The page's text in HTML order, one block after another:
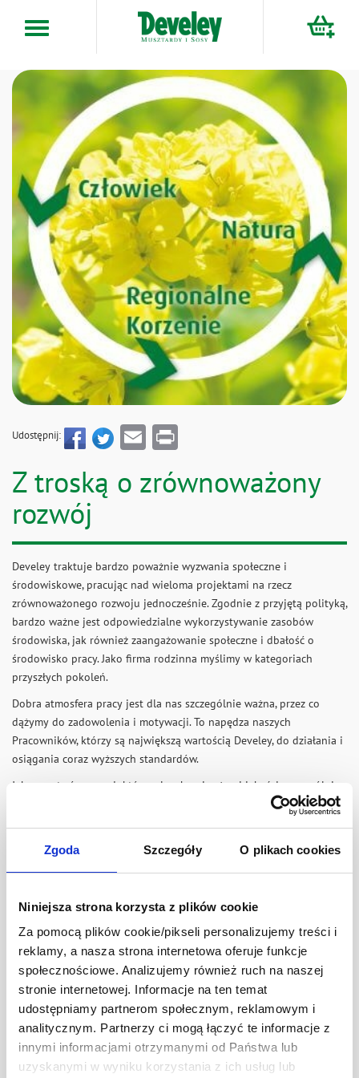
Zgoda Szczegóły O plikach cookies
Niniejsza strona korzysta z plików cookie
Za pomocą plików cookie/pikseli personalizujemy treści i
reklamy, a nasza strona internetowa oferuje funkcje
społecznościowe. Analizujemy również ruch na naszej
stronie internetowej. Informacje na ten temat
udostępniamy partnerom społecznym, reklamowym i
analitycznym. Partnerzy ci mogą łączyć te informacje z
innymi informacjami otrzymanymi od Państwa lub
uzyskanymi w wyniku korzystania z ich usług lub
Udostępnij: Email
Z troską o zrównoważony
rozwój
Develey traktuje bardzo poważnie wyzwania społeczne i
środowiskowe, pracując nad wieloma projektami na rzecz
zrównoważonego rozwoju jednocześnie. Zgodnie z przyjętą polityką,
bardzo ważne jest odpowiedzialne wykorzystywanie zasobów
środowiska, jak również zaangażowanie społeczne i dbałość o
środowisko pracy. Jako firma rodzinna myślimy w kategoriach
przyszłych pokoleń.
Dobra atmosfera pracy jest dla nas szczególnie ważna, przez co
dążymy do zadowolenia i motywacji. To napędza naszych
Pracowników, którzy są największą wartością Develey, do działania i
osiągania coraz wyższych standardów.
Jako przetwórcy produktów rolnych najwyższej jakości, szczególnie
dużą wagę przywiązujemy do kwestii ochrony środowiska. W celu
usprawnić. Nasz główny cel to zmniejszenie oddziaływania na
środowisko naturalne. W związku z tym, korzystamy z
które umożliwiają oszczędność, jak i odzyskiwanie energii
elektrycznej i cieplnej. Dążymy, aby nasze opakowania w jak
największym stopniu nadawały się do recyklingu. Segregujemy
odpady na terenie całego zakładu, by największa ich część trafiała
do powtórnego wykorzystania. Każdego roku Develey stawia sobie i
osiąga kolejne cele w dążeniu do zerowej emisji CO2.
Develey Polska posiada certyfikaty norm ISO 14001 i 50001. Co
oznacza, że stosujemy System Zarządzania Środowiskiem i Energią
w praktyce.